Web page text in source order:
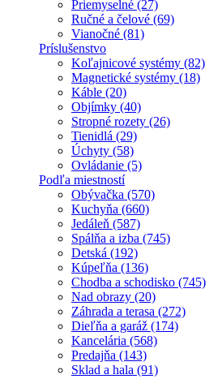
Priemyselné (27)
Ručné a čelové (69)
Vianočné (81)
Príslušenstvo
Koľajnicové systémy (82)
Magnetické systémy (18)
Káble (20)
Objímky (40)
Stropné rozety (26)
Tienidlá (29)
Úchyty (58)
Ovládanie (5)
Podľa miestností
Obývačka (570)
Kuchyňa (660)
Jedáleň (587)
Spálňa a izba (745)
Detská (192)
Kúpeľňa (136)
Chodba a schodisko (745)
Nad obrazy (20)
Záhrada a terasa (272)
Dieľňa a garáž (174)
Kancelária (568)
Predajňa (143)
Sklad a hala (91)